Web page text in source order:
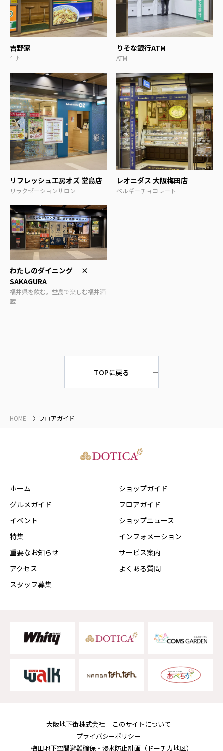
吉野家
牛丼
りそな銀行ATM
ATM
リフレッシュ工房オズ 堂島店
リラクゼーションサロン
レオニダス 大阪梅田店
ベルギーチョコレート
わたしのダイニング ×
SAKAGURA
福井県を飲む。堂島で楽しむ福井酒
蔵
TOPに戻る
HOME フロアガイド
ホーム
グルメガイド
イベント
特集
重要なお知らせ
アクセス
スタッフ募集
ショップガイド
フロアガイド
ショップニュース
インフォメーション
サービス案内
よくある質問
大阪地下街株式会社
このサイトについて
プライバシーポリシー
梅田地下空間避難確保・浸水防止計画（ドーチカ地区）